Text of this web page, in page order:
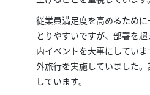
従業員満足度を高めるため
とりやすいですが、部署を
内イベントを大事にしてい
外旅行を実施していました
しています。